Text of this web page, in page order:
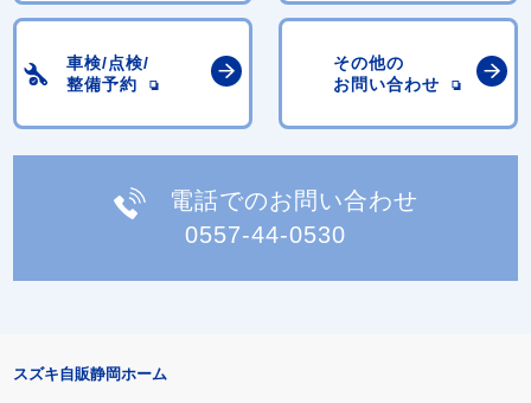
車検/点検/
整備予約
その他の
お問い合わせ
電話でのお問い合わせ
0557-44-0530
スズキ自販静岡ホーム